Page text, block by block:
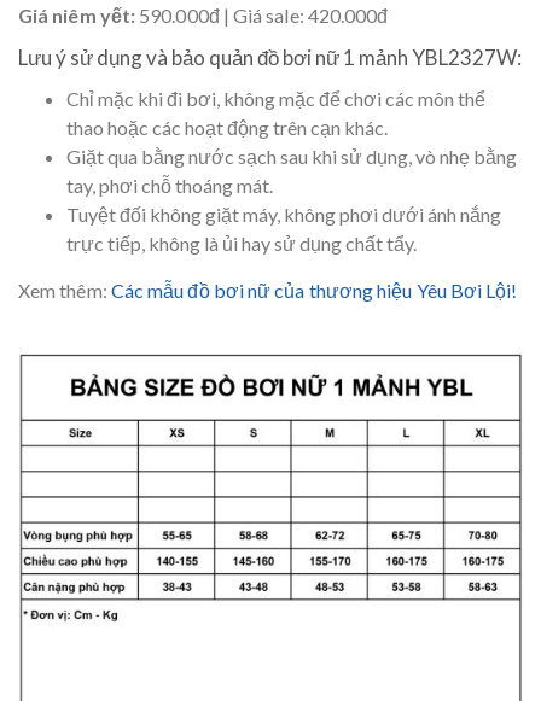
Giá niêm yết: 590.000đ | Giá sale: 420.000đ
Lưu ý sử dụng và bảo quản đồ bơi nữ 1 mảnh YBL2327W:
Chỉ mặc khi đi bơi, không mặc để chơi các môn thể
thao hoặc các hoạt động trên cạn khác.
Giặt qua bằng nước sạch sau khi sử dụng, vò nhẹ bằng
tay, phơi chỗ thoáng mát.
Tuyệt đối không giặt máy, không phơi dưới ánh nắng
trực tiếp, không là ủi hay sử dụng chất tẩy.
Xem thêm: Các mẫu đồ bơi nữ của thương hiệu Yêu Bơi Lội!